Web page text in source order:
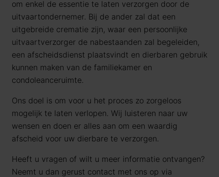
om enkel de essentie te laten verzorgen door de
uitvaartondernemer. Bij de ander zal dat een
uitgebreide crematie zijn, waar een persoonlijke
uitvaartverzorger de nabestaanden zal begeleiden,
een afscheidsdienst plaatsvindt en dierbaren gebruik
kunnen maken van de familiekamer en
condoleanceruimte.
Ons doel is om voor u het proces zo zorgeloos
mogelijk te laten verlopen. Wij luisteren naar uw
wensen en doen er alles aan om een waardig
afscheid voor uw dierbare te verzorgen.
Heeft u vragen of wilt u meer informatie ontvangen?
Neemt u dan gerust contact met ons op via